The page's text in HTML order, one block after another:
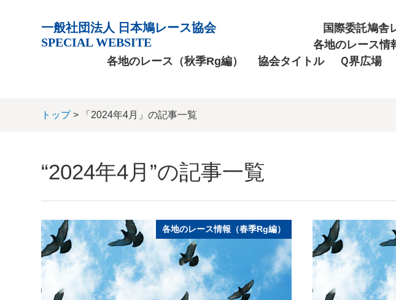
一般社団法人 日本鳩レース協会
SPECIAL WEBSITE
国際委託鳩舎
各地のレース情
各地のレース（秋季Rg編）
協会タイトル Ｑ界広場
トップ> 「2024年4月」の記事一覧
“2024年4月”の記事一覧
各地のレース情報（春季Rg編）